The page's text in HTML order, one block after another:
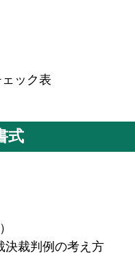
ック表
式
決裁判例の考え方